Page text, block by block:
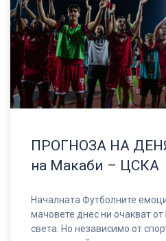
ПРОГНОЗА НА
на Макаби – ЦСКА
Началната Футболните
мачовете днес ни очакват
света. Но независимо от